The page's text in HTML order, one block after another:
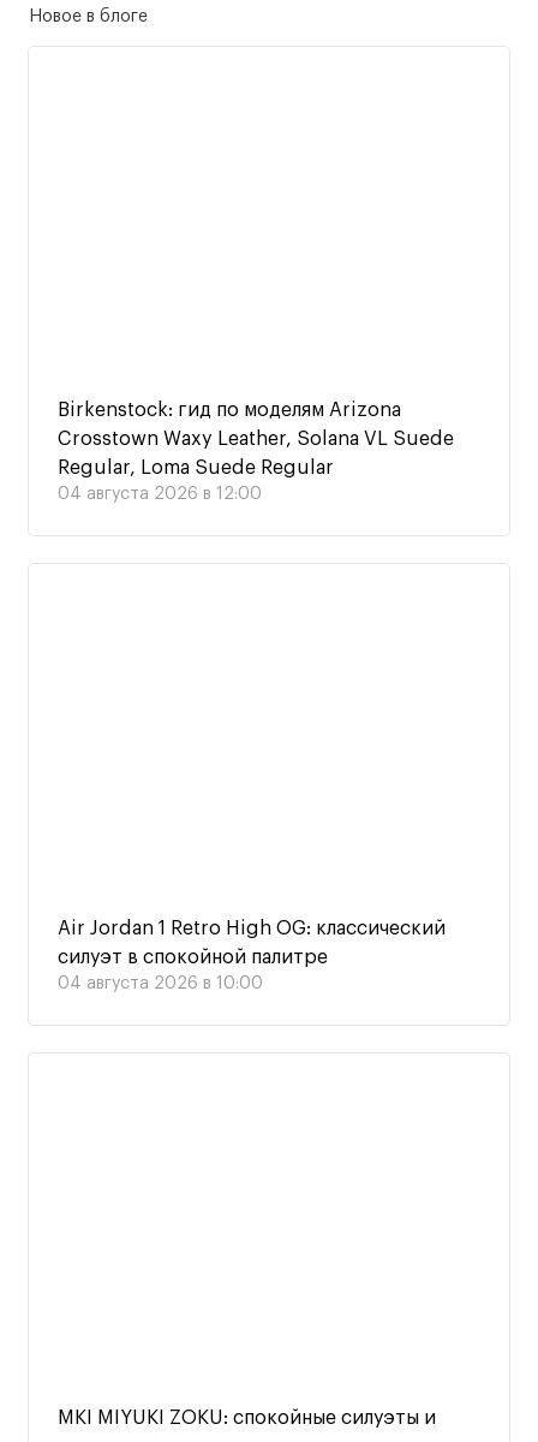
Новое в блоге
Birkenstock: гид по моделям Arizona
Crosstown Waxy Leather, Solana VL Suede
Regular, Loma Suede Regular
04 августа 2026 в 12:00
Air Jordan 1 Retro High OG: классический
силуэт в спокойной палитре
04 августа 2026 в 10:00
MKI MIYUKI ZOKU: спокойные силуэты и